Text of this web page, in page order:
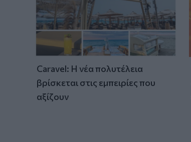
Caravel: Η νέα πολυτέλεια
βρίσκεται στις εμπειρίες που
αξίζουν